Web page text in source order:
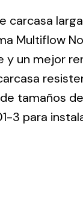
Solar lighting
solutions for all
carcasa
Multiflow
un mejor
tamaños
3 para